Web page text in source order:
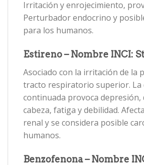
Irritación y enrojecimiento,
Perturbador endocrino y
para los humanos.
Estireno – Nombre INCI:
Asociado con la irritación de la
tracto respiratorio superior. La
continuada provoca depresión,
cabeza, fatiga y debilidad.
renal y se considera posible
humanos.
Benzofenona – Nombre